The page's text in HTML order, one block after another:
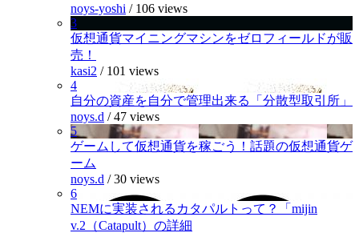
noys-yoshi / 106 views
3
仮想通貨マイニングマシンをゼロフィールドが販
売！
kasi2 / 101 views
4
自分の資産を自分で管理出来る「分散型取引所」
noys.d /47 views
5
ゲームして仮想通貨を稼ごう！話題の仮想通貨ゲ
ーム
noys.d /30 views
6
NEMに実装されるカタパルトって？「mijin
v.2（Catapult）の詳細